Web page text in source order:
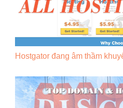
Hostgator đang âm thầm